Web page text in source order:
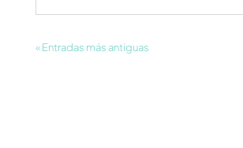
« Entradas más antiguas